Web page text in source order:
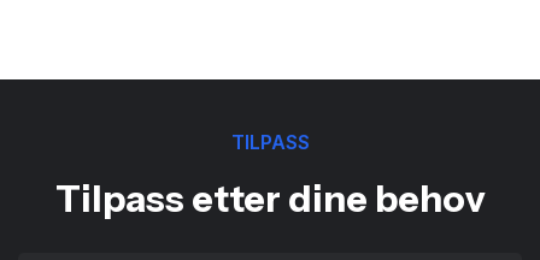
TILPASS
Tilpass etter dine behov